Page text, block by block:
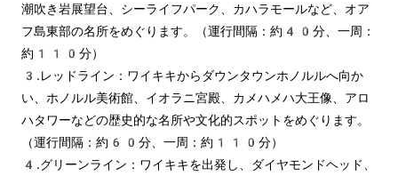
潮吹き岩展望台、シーライフパーク、カハラモールなど、オア
フ島東部の名所をめぐります。（運行間隔：約40分、一周：
約110分）
3.レッドライン：ワイキキからダウンタウンホノルルへ向か
い、ホノルル美術館、イオラニ宮殿、カメハメハ大王像、アロ
ハタワーなどの歴史的な名所や文化的スポットをめぐります。
（運行間隔：約60分、一周：約110分）
4.グリーンライン：ワイキキを出発し、ダイヤモンドヘッド、